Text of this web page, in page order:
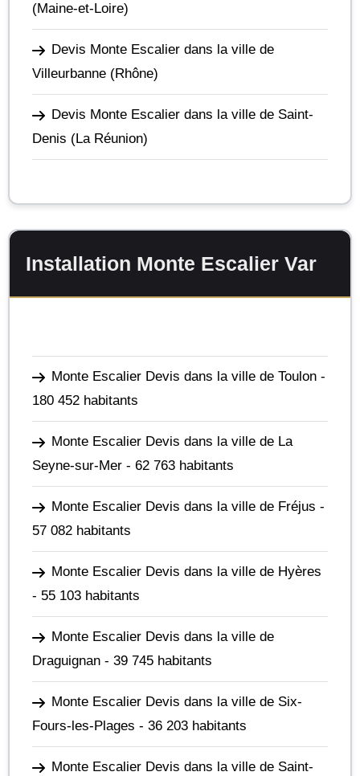
(Maine-et-Loire)
Devis Monte Escalier dans la ville de
Villeurbanne (Rhône)
Devis Monte Escalier dans la ville de Saint-
Denis (La Réunion)
Installation Monte Escalier Var
Monte Escalier Devis dans la ville de Toulon -
180 452 habitants
Monte Escalier Devis dans la ville de La
Seyne-sur-Mer - 62 763 habitants
Monte Escalier Devis dans la ville de Fréjus -
57 082 habitants
Monte Escalier Devis dans la ville de Hyères
- 55 103 habitants
Monte Escalier Devis dans la ville de
Draguignan - 39 745 habitants
Monte Escalier Devis dans la ville de Six-
Fours-les-Plages - 36 203 habitants
Monte Escalier Devis dans la ville de Saint-